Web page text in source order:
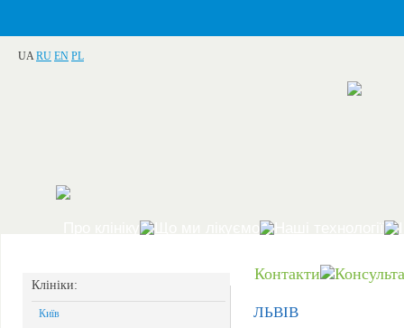
UA RU EN PL
Контакти
ЛЬВІВ
Клініки:
Київ